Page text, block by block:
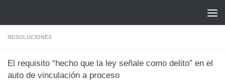
RESOLUCIONES
El requisito “hecho que la ley señale como delito” en el
auto de vinculación a proceso